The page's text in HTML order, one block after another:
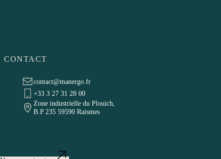
CONTACT
contact@manergo.fr
+33 3 27 31 28 00
Zone industrielle du Plouich,
B.P 235 59590 Raismes